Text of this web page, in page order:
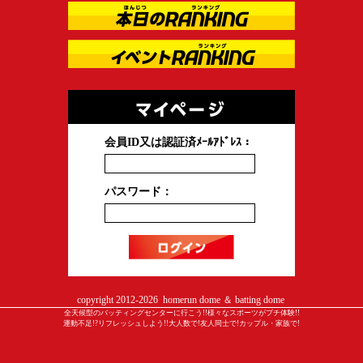
会員ID又は認証済ﾒｰﾙｱﾄﾞﾚｽ：
パスワード：
copyright 2012-2026 homerun dome ＆ batting dome
全天候型のバッティングセンターに行こう!!様々なスポーツがプチ体験!!
運動不足!?リフレッシュしよう!!大人数で!友人同士で!カップル・家族で!